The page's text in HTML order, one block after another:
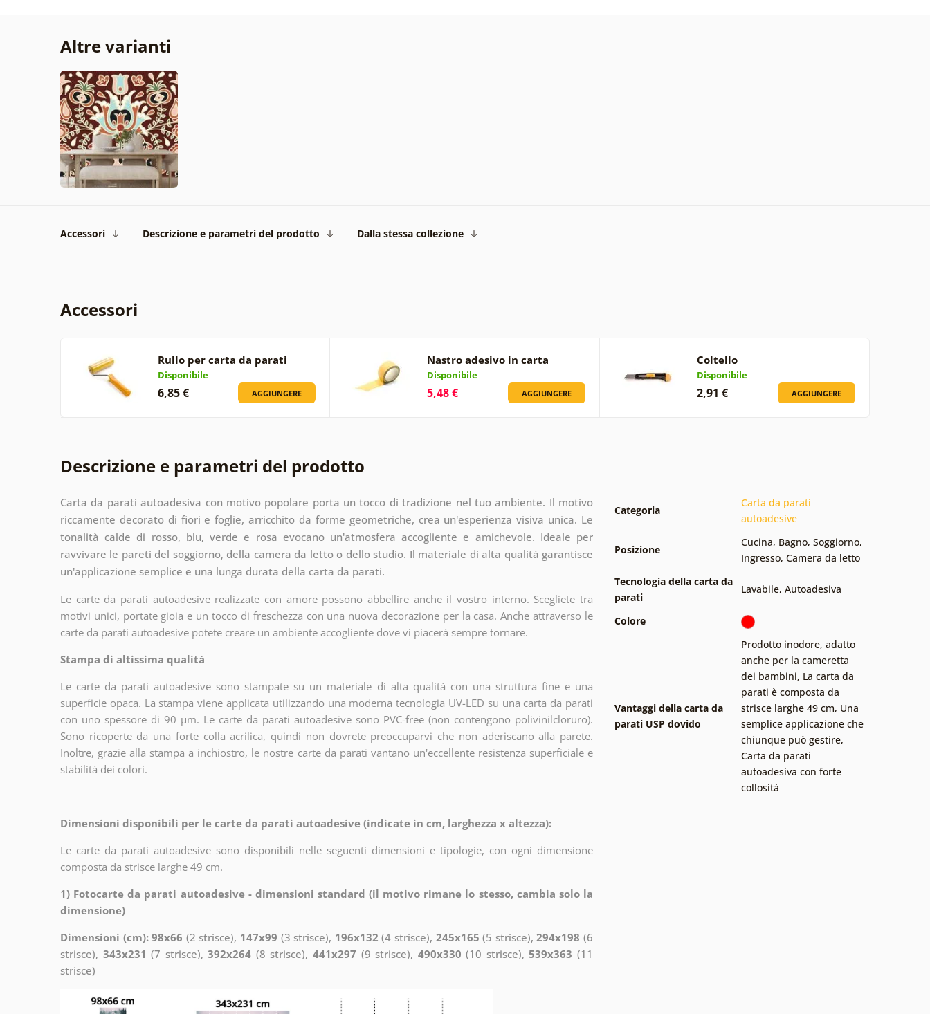
Altre varianti
Accessori Descrizione e parametri del prodotto Dalla stessa collezione
Accessori
Rullo per carta da parati
Disponibile
6,85 € AGGIUNGERE
Nastro adesivo in carta
Disponibile
5,48 € AGGIUNGERE
Coltello
Disponibile
2,91 € AGGIUNGERE
Descrizione e parametri del prodotto
Carta da parati autoadesiva con motivo popolare porta un tocco di tradizione nel tuo ambiente. Il motivo
riccamente decorato di fiori e foglie, arricchito da forme geometriche, crea un'esperienza visiva unica. Le
tonalità calde di rosso, blu, verde e rosa evocano un'atmosfera accogliente e amichevole. Ideale per
ravvivare le pareti del soggiorno, della camera da letto o dello studio. Il materiale di alta qualità garantisce
un'applicazione semplice e una lunga durata della carta da parati.
Le carte da parati autoadesive realizzate con amore possono abbellire anche il vostro interno. Scegliete tra
motivi unici, portate gioia e un tocco di freschezza con una nuova decorazione per la casa. Anche attraverso le
carte da parati autoadesive potete creare un ambiente accogliente dove vi piacerà sempre tornare.
Stampa di altissima qualità
Le carte da parati autoadesive sono stampate su un materiale di alta qualità con una struttura fine e una
superficie opaca. La stampa viene applicata utilizzando una moderna tecnologia UV-LED su una carta da parati
con uno spessore di 90 µm. Le carte da parati autoadesive sono PVC-free (non contengono polivinilcloruro).
Sono ricoperte da una forte colla acrilica, quindi non dovrete preoccuparvi che non aderiscano alla parete.
Inoltre, grazie alla stampa a inchiostro, le nostre carte da parati vantano un'eccellente resistenza superficiale e
stabilità dei colori.
Dimensioni disponibili per le carte da parati autoadesive (indicate in cm, larghezza x altezza):
Le carte da parati autoadesive sono disponibili nelle seguenti dimensioni e tipologie, con ogni dimensione
composta da strisce larghe 49 cm.
1) Fotocarte da parati autoadesive - dimensioni standard (il motivo rimane lo stesso, cambia solo la
dimensione)
Dimensioni (cm): 98x66 (2 strisce), 147x99 (3 strisce), 196x132 (4 strisce), 245x165 (5 strisce),294x198 (6
strisce), 343x231 (7 strisce),392x264 (8 strisce),441x297 (9 strisce), 490x330 (10 strisce),539x363 (11
strisce)
Categoria
Carta da parati
autoadesive
Posizione
Cucina, Bagno, Soggiorno,
Ingresso, Camera da letto
Tecnologia della carta da
parati
Lavabile, Autoadesiva
Colore
Vantaggi della carta da
parati USP dovido
Prodotto inodore, adatto
anche per la cameretta
dei bambini, La carta da
parati è composta da
strisce larghe 49 cm, Una
semplice applicazione che
chiunque può gestire,
Carta da parati
autoadesiva con forte
collosità